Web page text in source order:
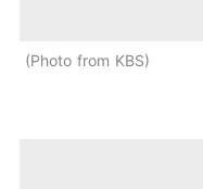
Photo from KBS